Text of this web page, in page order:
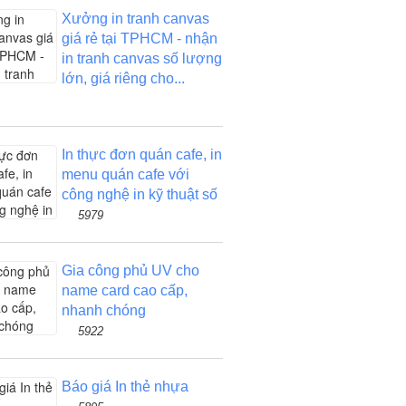
Xưởng in tranh canvas
giá rẻ tại TPHCM - nhận
in tranh canvas số lượng
lớn, giá riêng cho...
In thực đơn quán cafe, in
menu quán cafe với
công nghệ in kỹ thuật số
5979
Gia công phủ UV cho
name card cao cấp,
nhanh chóng
5922
Báo giá In thẻ nhựa